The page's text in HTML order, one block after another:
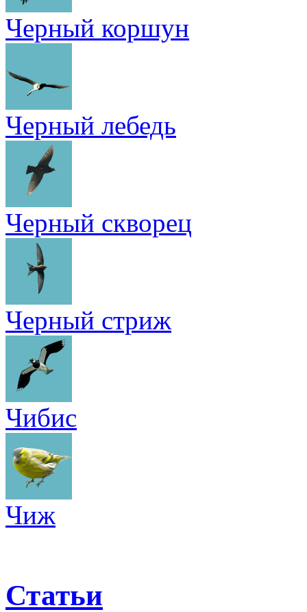
Черный коршун
Черный лебедь
Черный скворец
Черный стриж
Чибис
Чиж
Статьи